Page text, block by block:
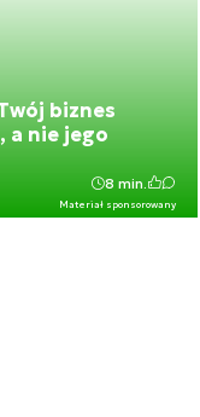
biznes
a nie jego
Materiał sponsorowany
8 min.